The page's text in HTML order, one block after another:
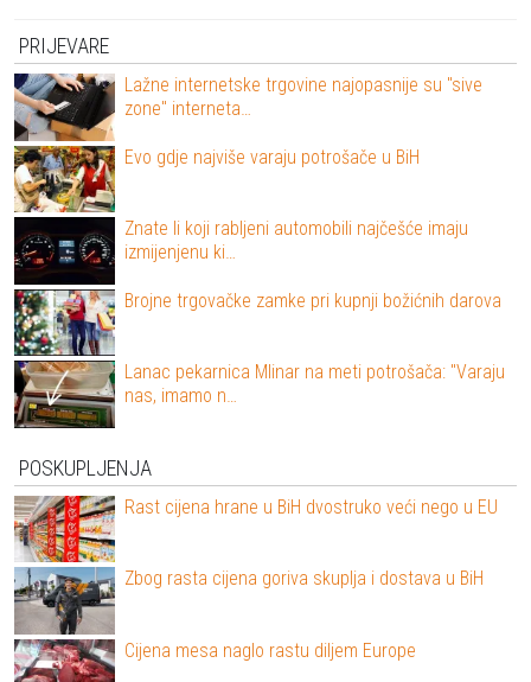
PRIJEVARE
Lažne internetske trgovine najopasnije su "sive
zone" interneta…
Evo gdje najviše varaju potrošače u BiH
Znate li koji rabljeni automobili najčešće imaju
izmijenjenu ki…
Brojne trgovačke zamke pri kupnji božićnih darova
Lanac pekarnica Mlinar na meti potrošača: "Varaju
nas, imamo n…
POSKUPLJENJA
Rast cijena hrane u BiH dvostruko veći nego u EU
Zbog rasta cijena goriva skuplja i dostava u BiH
Cijena mesa naglo rastu diljem Europe